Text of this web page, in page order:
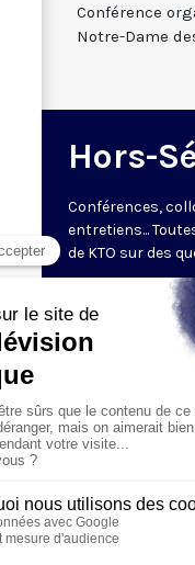
Conférence
Notre-Dame
Hors-
Conférences,
entretiens...
de KTO sur des
Visiter la